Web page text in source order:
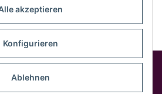
akzeptieren
Konfigurieren
Ablehnen